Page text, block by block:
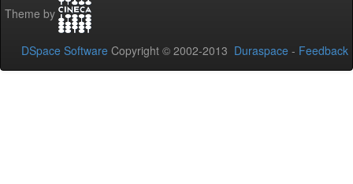
Theme by
DSpace Software Copyright © 2002-2013 Duraspace - Feedback